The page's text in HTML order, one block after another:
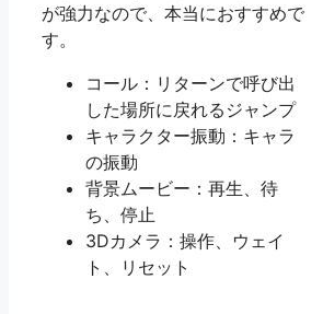
が強力なので、本当におすすめで
す。
コール：リターンで呼び出
した場所に戻れるジャンプ
キャラクター振動：キャラ
の振動
背景ムービー：再生、待
ち、停止
3Dカメラ：操作、ウェイ
ト、リセット